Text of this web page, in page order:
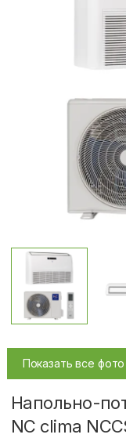
Показать все фото
Напольно-
NC clima